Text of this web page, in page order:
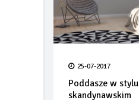
25-07-2017
Poddasze w stylu
skandynawskim